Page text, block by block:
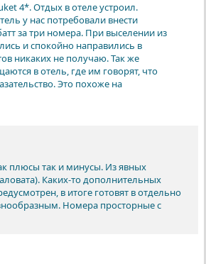
4*. Отдых в отеле устроил.
у нас потребовали внести
за три номера. При выселении из
и спокойно направились в
никаких не получаю. Так же
в отель, где им говорят, что
Это похоже на
плюсы так и минусы. Из явных
Каких-то дополнительных
в итоге готовят в отдельно
Номера просторные с